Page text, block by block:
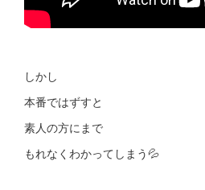
しかし
本番ではずすと
素人の方にまで
もれなくわかってしまう💦